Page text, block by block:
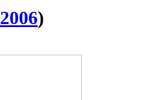
2006)